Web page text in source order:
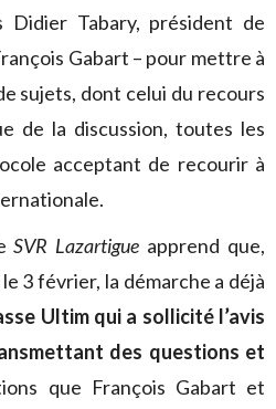
Didier Tabary, président de
Gabart – pour mettre à
sujets, dont celui du recours
de la discussion, toutes les
acceptant de recourir à
SVR Lazartigue apprend que,
3 février, la démarche a déjà
Ultim qui a sollicité l’avis
des questions et
que François Gabart et